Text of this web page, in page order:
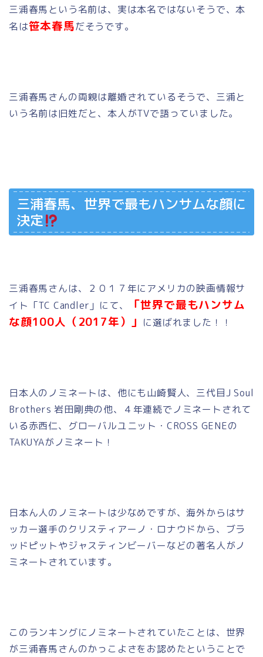
三浦春馬という名前は、実は本名ではないそうで、本
名は笹本春馬だそうです。
三浦春馬さんの両親は離婚されているそうで、三浦と
いう名前は旧姓だと、本人がTVで語っていました。
三浦春馬、世界で最もハンサムな顔に
決定
三浦春馬さんは、２０１７年にアメリカの映画情報サ
イト「TC Candler」にて、
「世界で最もハンサム
な顔100人（2017年）」 に選ばれました！！
日本人のノミネートは、他にも山崎賢人、三代目J Soul
Brothers 岩田剛典の他、４年連続でノミネートされて
いる赤西仁、グローバルユニット・CROSS GENEの
TAKUYAがノミネート！
日本ん人のノミネートは少なめですが、海外からはサ
ッカー選手のクリスティアーノ・ロナウドから、ブラ
ッドピットやジャスティンビーバーなどの著名人がノ
ミネートされています。
このランキングにノミネートされていたことは、世界
が三浦春馬さんのかっこよさをお認めたということで